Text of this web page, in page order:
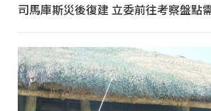
司馬庫斯災後復建 立委前往考察盤點